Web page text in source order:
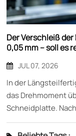
Der Verschleiß
0,05 mm – soll es
JUL 07, 2026
In der
das Drehmoment
Schneidplatte.
Bohrungswand
wiederholtem Ein-